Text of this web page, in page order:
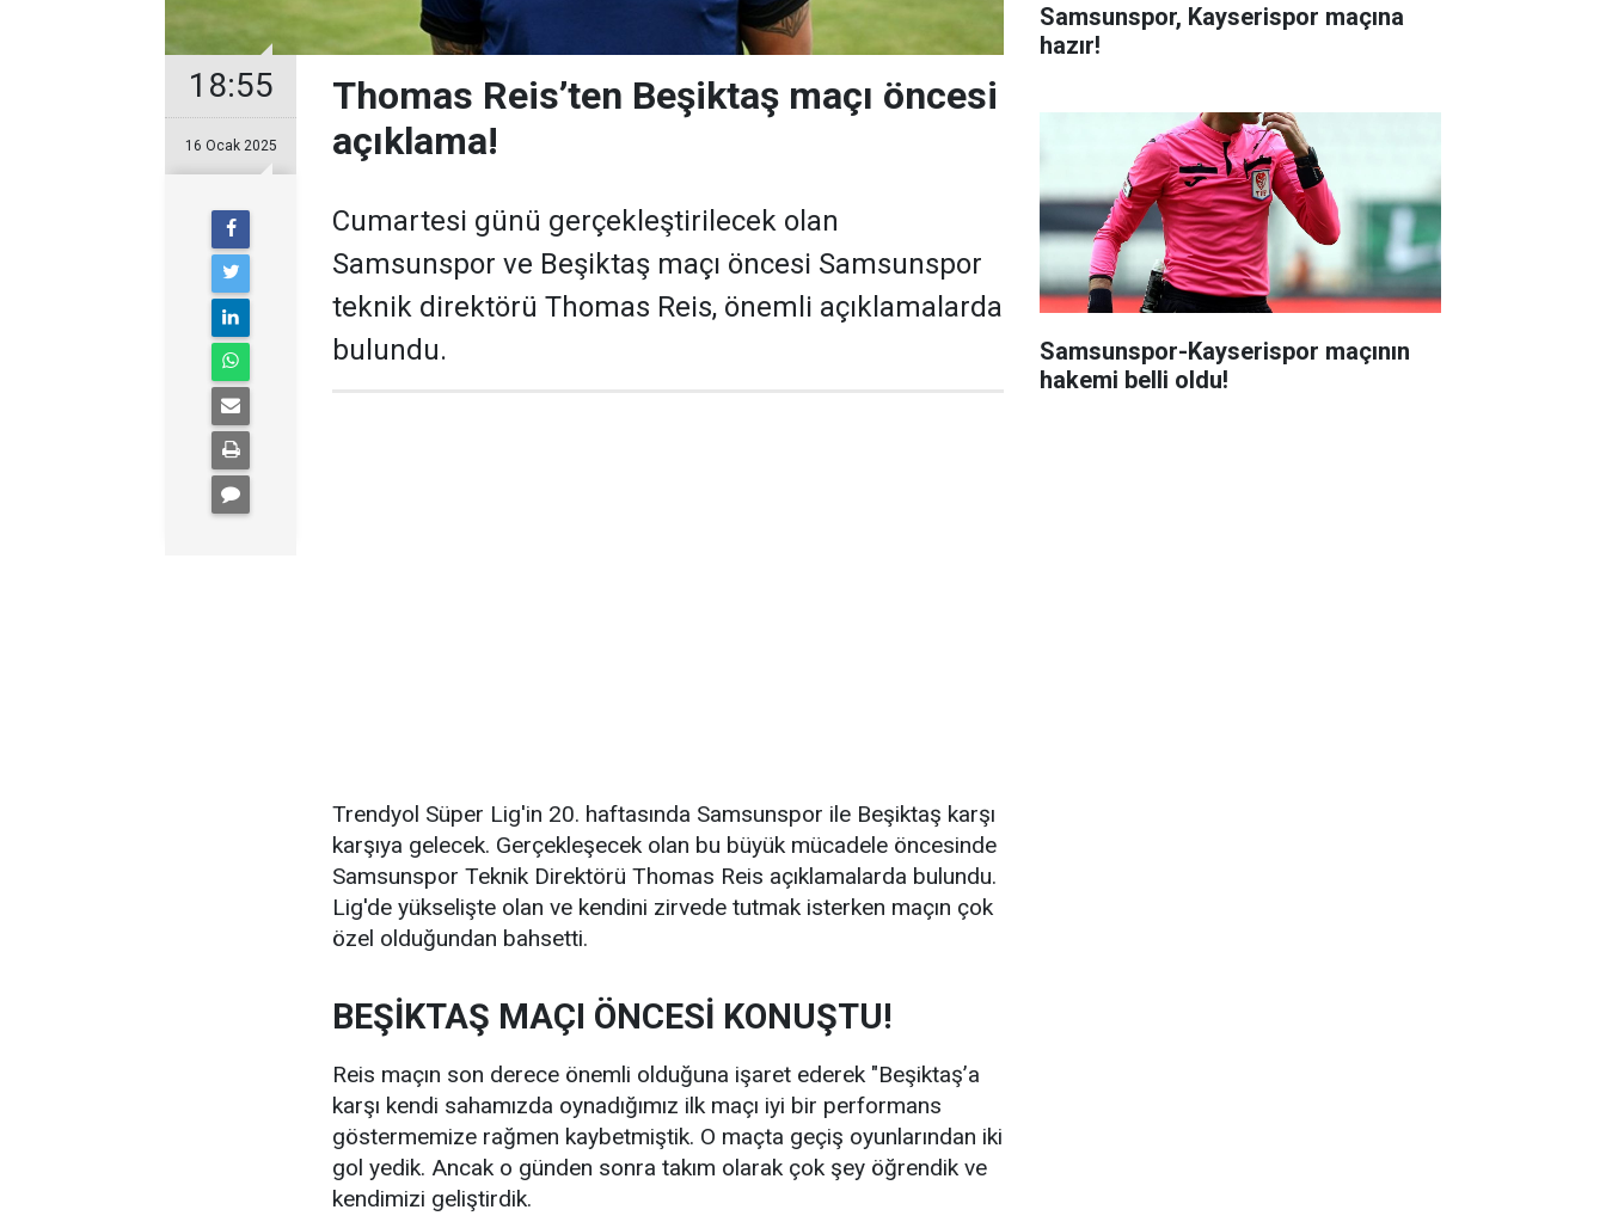
18:55
16 Ocak 2025
Thomas Reis’ten Beşiktaş maçı öncesi
açıklama!
Cumartesi günü gerçekleştirilecek olan
Samsunspor ve Beşiktaş maçı öncesi Samsunspor
teknik direktörü Thomas Reis, önemli açıklamalarda
bulundu.
Trendyol Süper Lig'in 20. haftasında Samsunspor ile Beşiktaş karşı
karşıya gelecek. Gerçekleşecek olan bu büyük mücadele öncesinde
Samsunspor Teknik Direktörü Thomas Reis açıklamalarda bulundu.
Lig'de yükselişte olan ve kendini zirvede tutmak isterken maçın çok
özel olduğundan bahsetti.
BEŞİKTAŞ MAÇI ÖNCESİ KONUŞTU!
Reis maçın son derece önemli olduğuna işaret ederek "Beşiktaş’a
karşı kendi sahamızda oynadığımız ilk maçı iyi bir performans
göstermemize rağmen kaybetmiştik. O maçta geçiş oyunlarından iki
gol yedik. Ancak o günden sonra takım olarak çok şey öğrendik ve
kendimizi geliştirdik.
Samsunspor, Kayserispor maçına
hazır!
Samsunspor-Kayserispor maçının
hakemi belli oldu!